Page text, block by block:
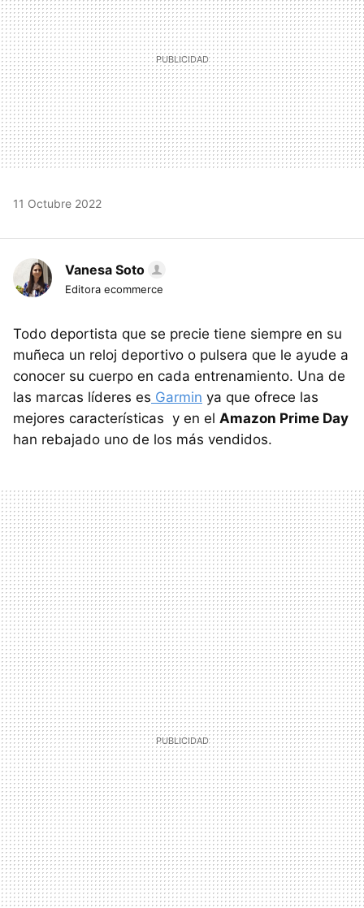
11 Octubre 2022
Vanesa Soto
Editora ecommerce
Todo deportista que se precie tiene siempre en su
muñeca un reloj deportivo o pulsera que le ayude a
conocer su cuerpo en cada entrenamiento. Una de
las marcas líderes es Garmin ya que ofrece las
mejores características y en el Amazon Prime Day
han rebajado uno de los más vendidos.